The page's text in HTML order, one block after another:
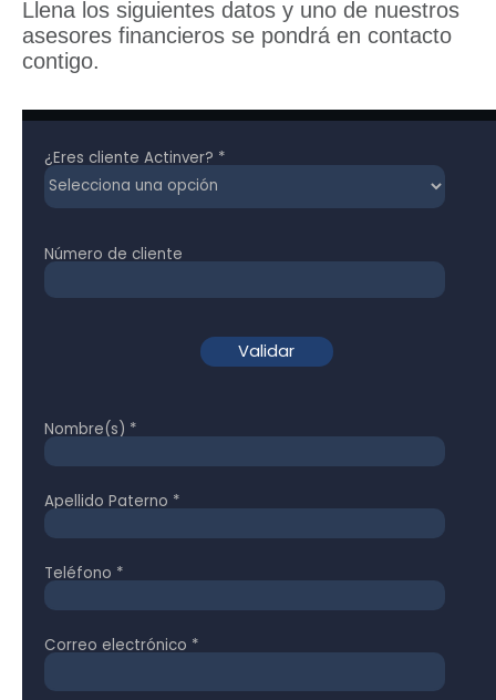
Llena los siguientes datos y uno de nuestros
asesores financieros se pondrá en contacto
contigo.